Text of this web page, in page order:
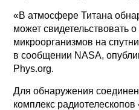
«В атмосфере Титана
может свидетельствовать
микроорганизмов на
в сообщении NASA,
Phys.org.
Для обнаружения
комплекс